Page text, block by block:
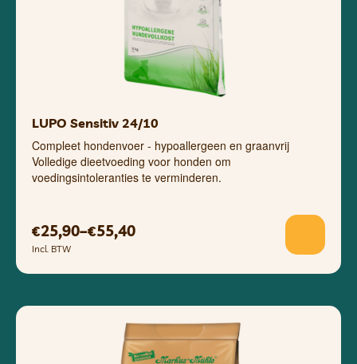
LUPO Sensitiv 24/10
Compleet hondenvoer - hypoallergeen en graanvrij
Volledige dieetvoeding voor honden om
voedingsintoleranties te verminderen.
€25,90–€55,40
Incl. BTW